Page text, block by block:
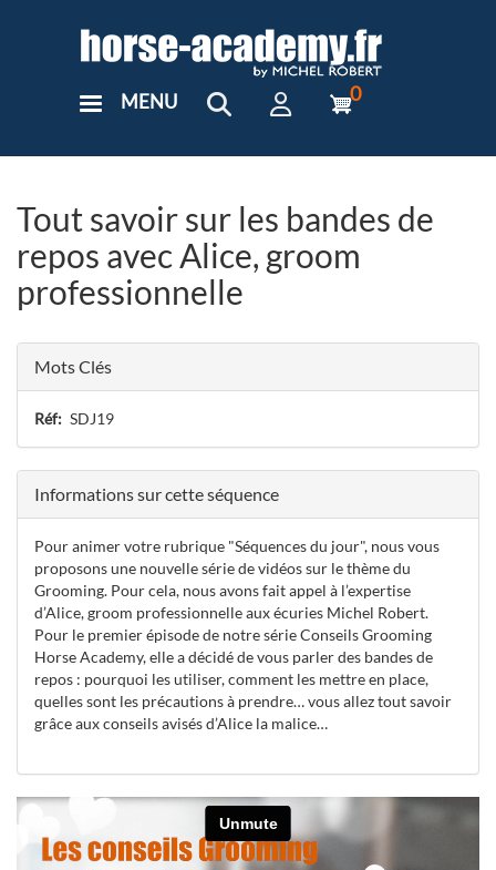
User
MENU 0
Tout savoir sur les bandes de
repos avec Alice, groom
professionnelle
Mots Clés
Réf SDJ19
Informations sur cette séquence
Pour animer votre rubrique "Séquences du jour", nous vous
proposons une nouvelle série de vidéos sur le thème du
Grooming. Pour cela, nous avons fait appel à l’expertise
d’Alice, groom professionnelle aux écuries Michel Robert.
Pour le premier épisode de notre série Conseils Grooming
Horse Academy, elle a décidé de vous parler des bandes de
repos : pourquoi les utiliser, comment les mettre en place,
quelles sont les précautions à prendre… vous allez tout savoir
grâce aux conseils avisés d’Alice la malice…